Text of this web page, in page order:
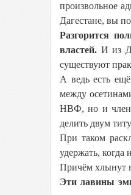
произвольное
Дагестане, вы
Разгорится
властей. И из
существуют
А ведь есть
между
НВФ, но и
делить двум
При таком
удержать,
Причём хлынут
Эти лавины